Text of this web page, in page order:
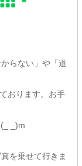
らない」や「道
おります。お手
_)m
を乗せて行きま